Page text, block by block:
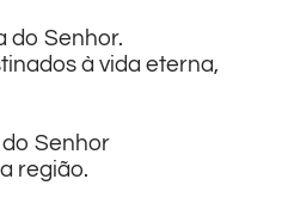
do Senhor.
à vida eterna,
do Senhor
região.